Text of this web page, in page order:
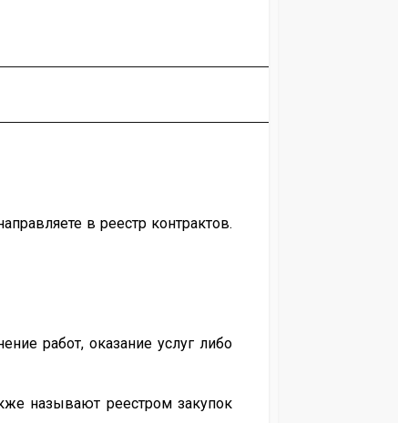
в реестр контрактов.
работ, оказание услуг либо
называют реестром закупок